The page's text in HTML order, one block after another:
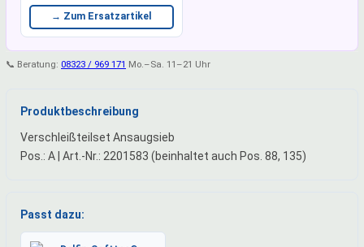
→ Zum Ersatzartikel
📞 Beratung: 08323 / 969 171 Mo.–Sa. 11–21 Uhr
Produktbeschreibung
Verschleißteilset Ansaugsieb
Pos.: A | Art.-Nr.: 2201583 (beinhaltet auch Pos. 88, 135)
Passt dazu: